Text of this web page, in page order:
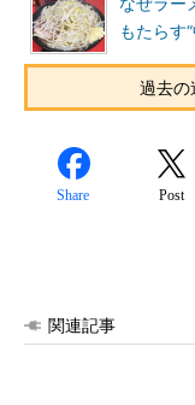
もたらす
過去
Share Post
関連記事